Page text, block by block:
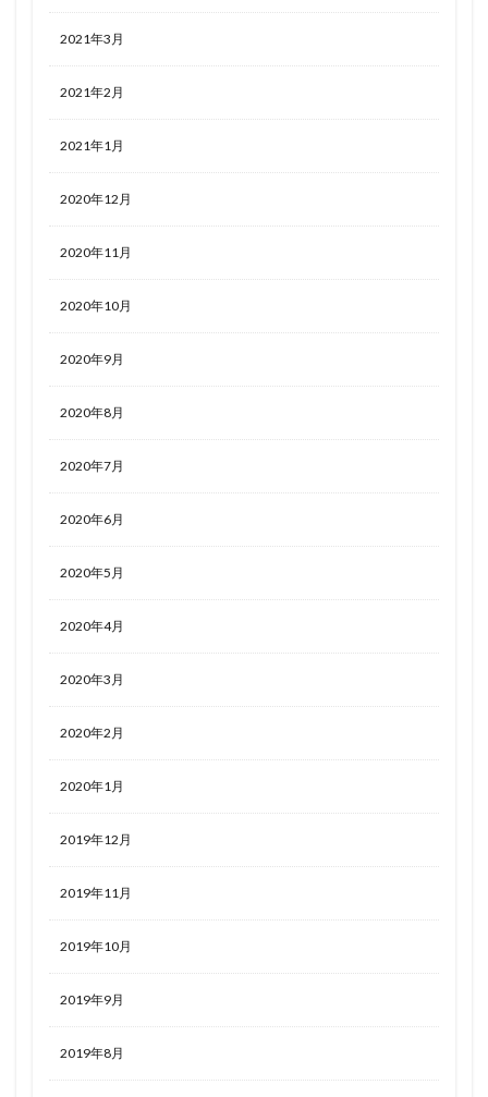
2021年3月
2021年2月
2021年1月
2020年12月
2020年11月
2020年10月
2020年9月
2020年8月
2020年7月
2020年6月
2020年5月
2020年4月
2020年3月
2020年2月
2020年1月
2019年12月
2019年11月
2019年10月
2019年9月
2019年8月